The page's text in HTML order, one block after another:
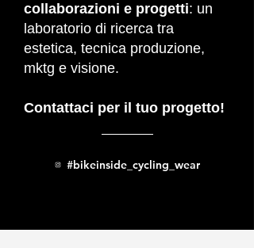
collaborazioni e progetti: un
laboratorio di ricerca tra
estetica, tecnica produzione,
mktg e visione.
Contattaci per il tuo progetto!
#bikeinside_cycling_wear